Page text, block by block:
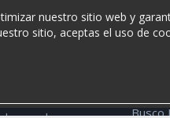
nuestro sitio web y
sitio, aceptas el uso de
Busco